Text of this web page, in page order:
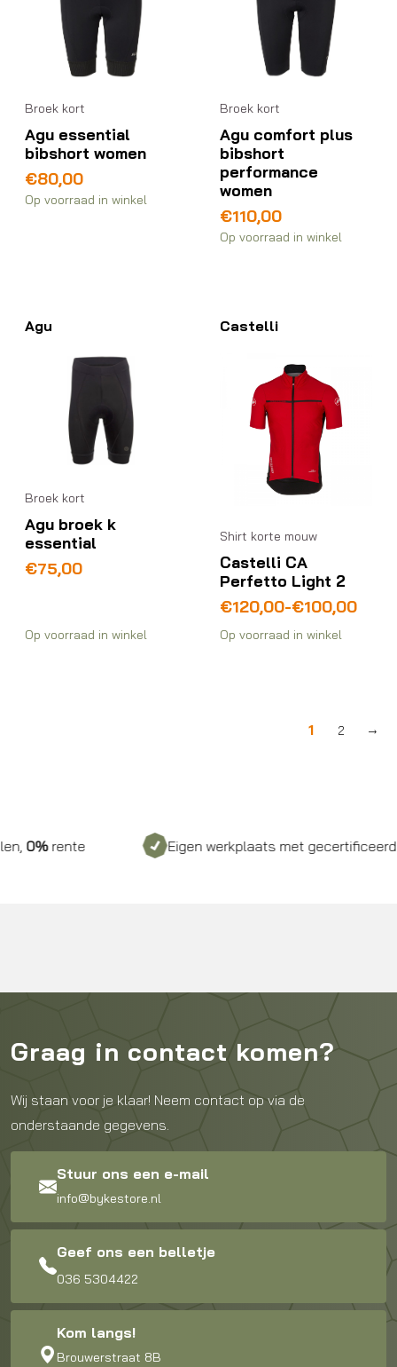
Broek kort
Agu essential
bibshort women
€80,00
Op voorraad in winkel
Broek kort
Agu comfort plus
bibshort
performance
women
€110,00
Op voorraad in winkel
Agu
Broek kort
Agu broek k
essential
€75,00
Op voorraad in winkel
Castelli
Shirt korte mouw
Castelli CA
Perfetto Light 2
€100,00
-
€120,00
Prijsklasse:
tot
Op voorraad in winkel
1 2 →
Eigen werkplaats met gecertificeerd personeel
Graag in contact komen?
Wij staan voor je klaar! Neem contact op via de
onderstaande gegevens.
Stuur ons een e-mail
info@bykestore.nl
Geef ons een belletje
036 5304422
Kom langs!
Brouwerstraat 8B